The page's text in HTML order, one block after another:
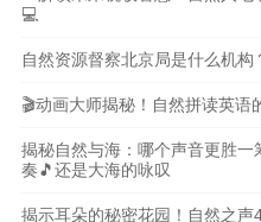
💻
自然资源督察北京局是什么机
🎬动画大师揭秘！自然拼读英语
揭秘自然与海：哪个声音更胜
奏🎵还是大海的咏叹
揭示耳朵的秘密花园！自然之